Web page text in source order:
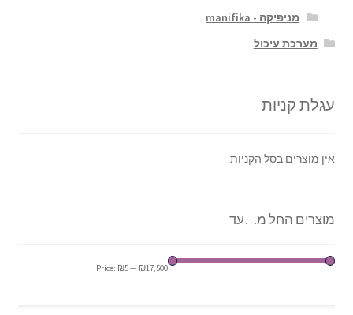
מניפיקה - manifika
מערכת עיכול
עגלת קניות
אין מוצרים בסל הקניות.
מוצרים החל מ…עד
Price: ₪5— ₪17,500